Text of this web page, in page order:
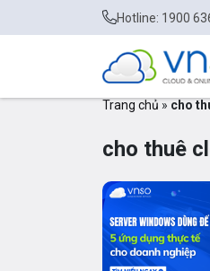
Hotline: 1900
Trang chủ » cho
cho thuê